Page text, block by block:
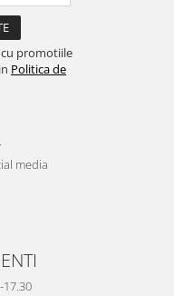
promotiile
Politica de
media